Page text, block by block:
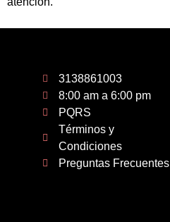
3138861003
8:00 am a 6:00 pm
PQRS
Términos y
Condiciones
Preguntas Frecuentes